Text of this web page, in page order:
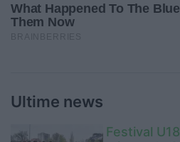
Ultime news
Festival